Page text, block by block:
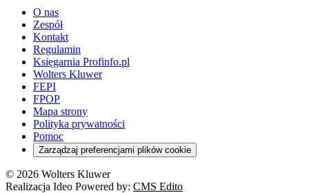
O nas
Zespół
Kontakt
Regulamin
Księgarnia Profinfo.pl
Wolters Kluwer
FEPI
FPOP
Mapa strony
Polityka prywatności
Pomoc
Zarządzaj preferencjami plików cookie
© 2026 Wolters Kluwer
Realizacja Ideo Powered by: CMS Edito